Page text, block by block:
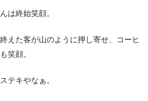
は終始笑顔。
えた客が山のように押し寄せ、コーヒ
笑顔。
テキやなぁ。